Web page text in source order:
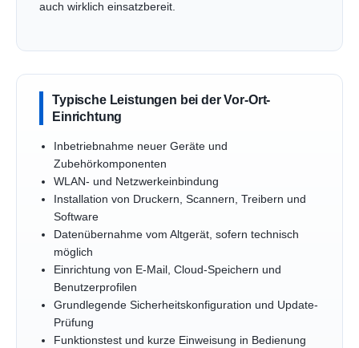
auch wirklich einsatzbereit.
Typische Leistungen bei der Vor-Ort-
Einrichtung
Inbetriebnahme neuer Geräte und
Zubehörkomponenten
WLAN- und Netzwerkeinbindung
Installation von Druckern, Scannern, Treibern und
Software
Datenübernahme vom Altgerät, sofern technisch
möglich
Einrichtung von E-Mail, Cloud-Speichern und
Benutzerprofilen
Grundlegende Sicherheitskonfiguration und Update-
Prüfung
Funktionstest und kurze Einweisung in Bedienung